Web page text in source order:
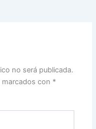
no será publicada.
con *